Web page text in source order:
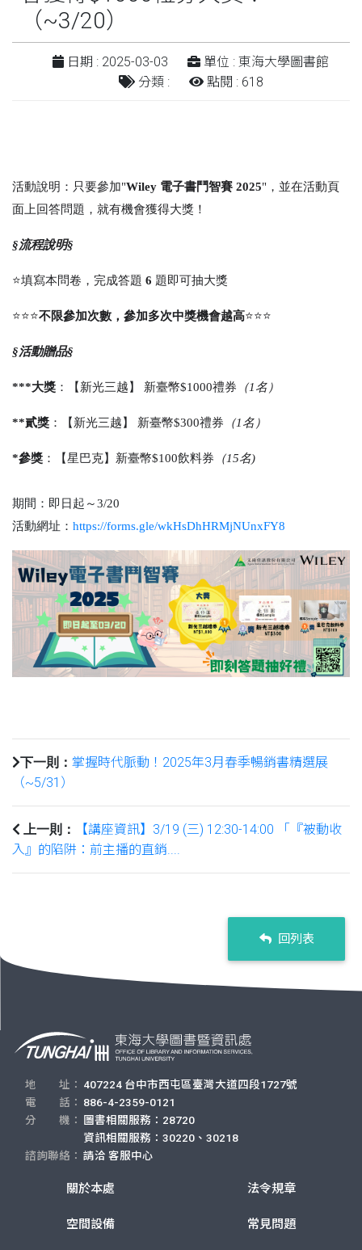
（~3/20）
日期 : 2025-03-03
單位 : 東海大學圖書館
分類 :
點閱 : 618
活動說明：只要參加"Wiley 電子書鬥智賽 2025"，並在活動頁
面上回答問題，就有機會獲得大獎！
§流程說明§
⭐️填寫本問卷，完成答題 6 題即可抽大獎
⭐️⭐️⭐️不限參加次數，參加多次中獎機會越高⭐️⭐️⭐️
§活動贈品§
***大獎 ：【新光三越】 新臺幣$1000禮券 （1名）
**貳獎 ：【新光三越】 新臺幣$300禮券 （1名）
*參獎 ：【星巴克】新臺幣$100飲料券 （15名)
期間：即日起～3/20
活動網址： https://forms.gle/wkHsDhHRMjNUnxFY8
下一則： 掌握時代脈動！2025年3月春季暢銷書精選展
（~5/31）
上一則：
【講座資訊】3/19 (三) 12:30-14:00 「『被動收
入』的陷阱：前主播的直銷....
回列表
地 址： 407224 台中市西屯區臺灣大道四段1727號
電 話： 886-4-2359-0121
分 機：
圖書相關服務：28720
資訊相關服務：30220、30218
諮詢聯絡： 請洽 客服中心
關於本處
空間設備
法令規章
常見問題